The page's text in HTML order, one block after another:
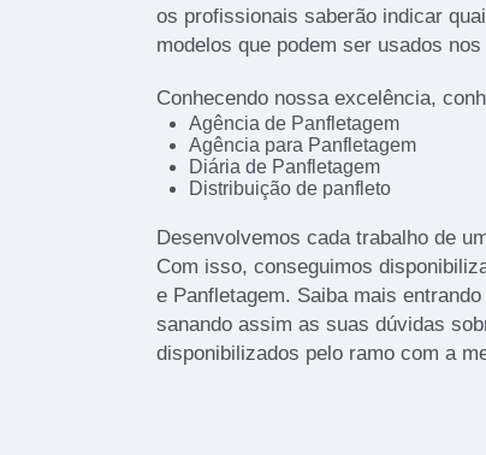
os profissionais saberão indicar
modelos que podem ser usados
Conhecendo nossa excelência,
Agência de Panfletagem
Agência para Panfletagem
Diária de Panfletagem
Distribuição de panfleto
Desenvolvemos cada trabalho de
Com isso, conseguimos
e Panfletagem. Saiba mais
sanando assim as suas dúvidas
disponibilizados pelo ramo com a